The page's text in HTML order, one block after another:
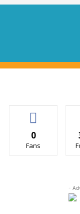
0
Fans
-